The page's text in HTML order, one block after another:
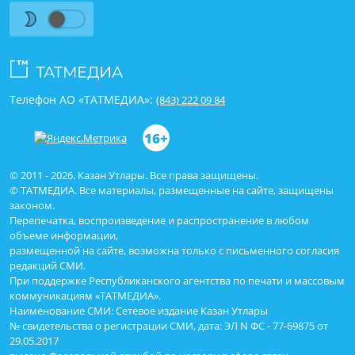
© 2011 - 2026. Казан Утлары. Все права защищены.
© ТАТМЕДИА. Все материалы, размещенные на сайте, защищены
законом.
Перепечатка, воспроизведение и распространение в любом
объеме информации,
размещенной на сайте, возможна только с письменного согласия
редакций СМИ.
При поддержке Республиканского агентства по печати и массовым
коммуникациям «ТАТМЕДИА».
Наименование СМИ: Сетевое издание Казан Утлары
№ свидетельства о регистрации СМИ, дата: ЭЛ N ФС - 77-69875 от
29.05.2017
Телефон АО «ТАТМЕДИА»: (843) 222 09 84
16+